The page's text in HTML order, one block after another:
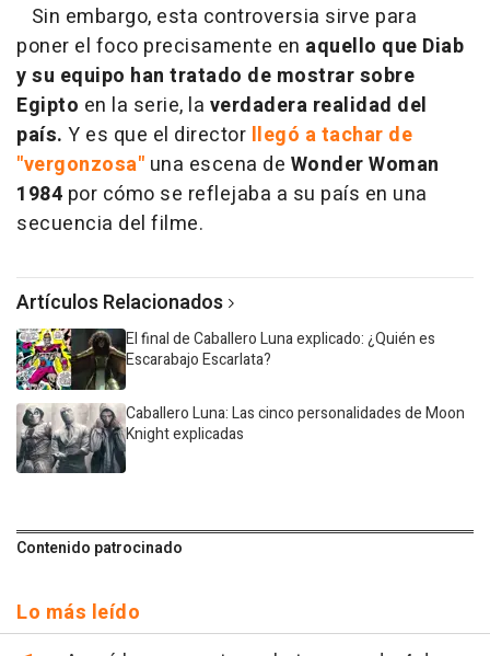
Sin embargo, esta controversia sirve para
poner el foco precisamente en aquello que Diab
y su equipo han tratado de mostrar sobre
Egipto en la serie, la verdadera realidad del
país. Y es que el director llegó a tachar de
"vergonzosa" una escena de Wonder Woman
1984 por cómo se reflejaba a su país en una
secuencia del filme.
Artículos Relacionados
El final de Caballero Luna explicado: ¿Quién es
Escarabajo Escarlata?
Caballero Luna: Las cinco personalidades de Moon
Knight explicadas
Contenido patrocinado
Lo más leído